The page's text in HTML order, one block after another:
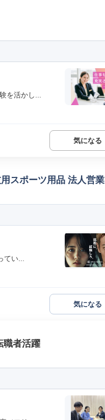
を活かし...
気になる
スポーツ用品 法人営業
い...
気になる
職者活躍